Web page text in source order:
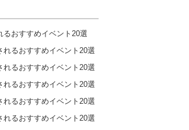
るおすすめイベント20選
るおすすめイベント20選
るおすすめイベント20選
るおすすめイベント20選
るおすすめイベント20選
るおすすめイベント20選